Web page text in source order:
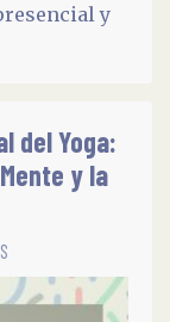
y
del Yoga:
y la